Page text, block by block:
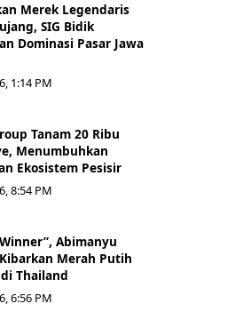
Merek Legendaris
SIG Bidik
Dominasi Pasar Jawa
1:14 PM
Tanam 20 Ribu
Menumbuhkan
Ekosistem Pesisir
8:54 PM
Abimanyu
Merah Putih
Thailand
6:56 PM